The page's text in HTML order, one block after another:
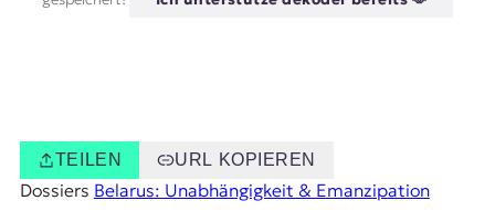
TEILEN URL KOPIEREN
Dossiers Belarus: Unabhängigkeit & Emanzipation